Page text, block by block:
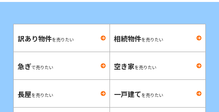
訳あり物件を売りたい 相続物件を売りたい
急ぎで売りたい 空き家を売りたい
長屋を売りたい 一戸建てを売りたい